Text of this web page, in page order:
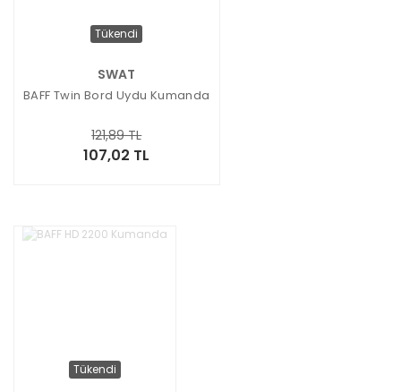
Tükendi
SWAT
BAFF Twin Bord Uydu Kumanda
107,02 TL
121,89 TL
Tükendi